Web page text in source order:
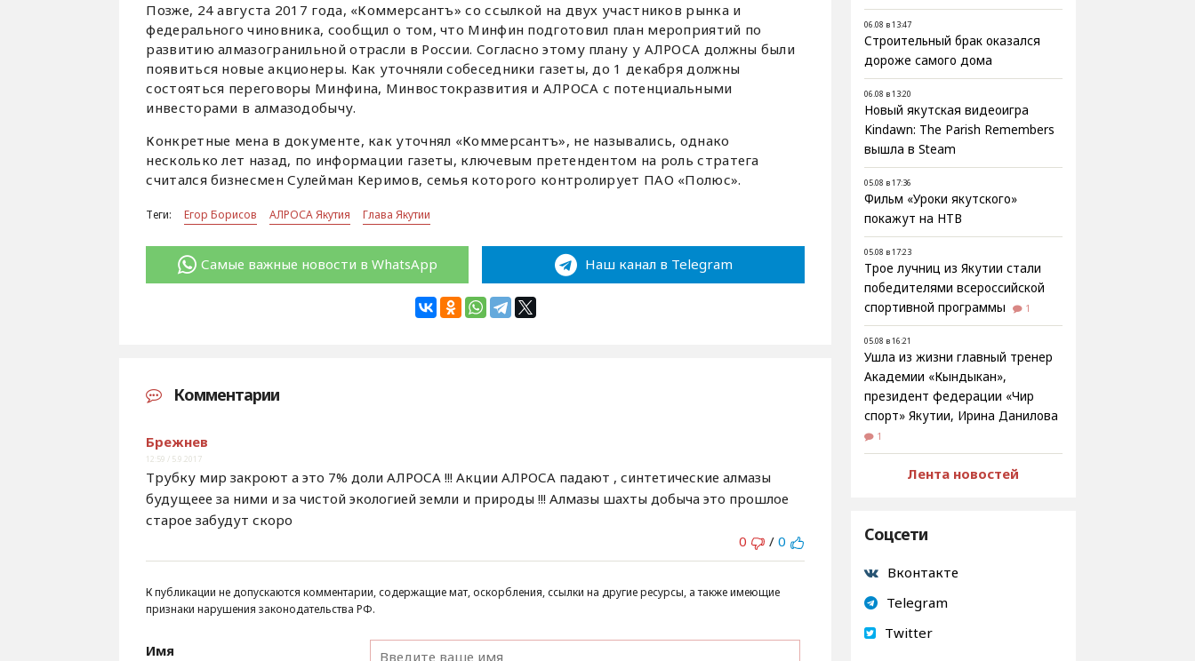
Позже, 24 августа 2017 года, «Коммерсантъ» со ссылкой на двух участников рынка и
федерального чиновника, сообщил о том, что Минфин подготовил план мероприятий по
развитию алмазогранильной отрасли в России. Согласно этому плану у АЛРОСА должны были
появиться новые акционеры. Как уточняли собеседники газеты, до 1 декабря должны
состояться переговоры Минфина, Минвостокразвития и АЛРОСА с потенциальными
инвесторами в алмазодобычу.
Конкретные мена в документе, как уточнял «Коммерсантъ», не назывались, однако
несколько лет назад, по информации газеты, ключевым претендентом на роль стратега
считался бизнесмен Сулейман Керимов, семья которого контролирует ПАО «Полюс».
Теги: Егор Борисов АЛРОСА Якутия Глава Якутии
Самые важные новости в WhatsApp Наш канал в Telegram
Комментарии
Брежнев
12:59 / 5.9.2017
Трубку мир закроют а это 7% доли АЛРОСА !!! Акции АЛРОСА падают , синтетические алмазы
будущеее за ними и за чистой экологией земли и природы !!! Алмазы шахты добыча это прошлое
старое забудут скоро
0
/ 0
К публикации не допускаются комментарии, содержащие мат, оскорбления, ссылки на другие ресурсы, а также имеющие
признаки нарушения законодательства РФ.
Имя
06.08 в 13:47
Строительный брак оказался
дороже самого дома
06.08 в 13:20
Новый якутская видеоигра
Kindawn: The Parish Remembers
вышла в Steam
05.08 в 17:36
Фильм «Уроки якутского»
покажут на НТВ
05.08 в 17:23
Трое лучниц из Якутии стали
победителями всероссийской
спортивной программы
1
05.08 в 16:21
Ушла из жизни главный тренер
Академии «Кындыкан»,
президент федерации «Чир
спорт» Якутии, Ирина Данилова
1
Лента новостей
Соцсети
Вконтакте
Telegram
Twitter